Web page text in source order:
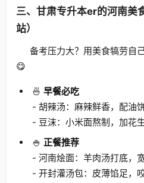
三、甘肃专升本er的河南美
站）
备考压力大？用美食犒劳自
😋
🍜 早餐必吃
- 胡辣汤：麻辣鲜香，配油
- 豆沫：小米面熬制，加花
🍚 正餐推荐
- 河南烩面：羊肉汤打底，
- 开封灌汤包：皮薄馅足，